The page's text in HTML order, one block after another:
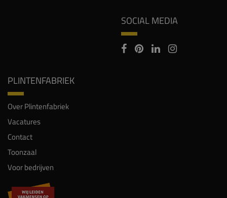
SOCIAL MEDIA
PLINTENFABRIEK
Over Plintenfabriek
Vacatures
Contact
Toonzaal
Voor bedrijven